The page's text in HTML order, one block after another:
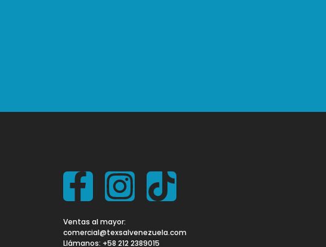
Ventas al mayor:
comercial@texsalvenezuela.com
Llámanos: +58 212 2389015